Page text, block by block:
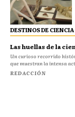
DESTINOS DE
Las huellas de la
Un curioso recorrido
que muestran la intensa
REDACCIÓN